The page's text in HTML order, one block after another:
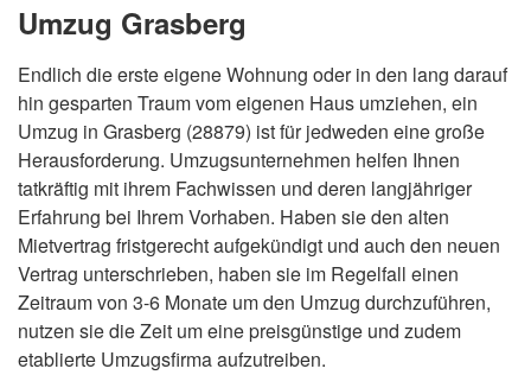
Umzug Grasberg
Endlich die erste eigene Wohnung oder in den lang darauf
hin gesparten Traum vom eigenen Haus umziehen, ein
Umzug in Grasberg (28879) ist für jedweden eine große
Herausforderung. Umzugsunternehmen helfen Ihnen
tatkräftig mit ihrem Fachwissen und deren langjähriger
Erfahrung bei Ihrem Vorhaben. Haben sie den alten
Mietvertrag fristgerecht aufgekündigt und auch den neuen
Vertrag unterschrieben, haben sie im Regelfall einen
Zeitraum von 3-6 Monate um den Umzug durchzuführen,
nutzen sie die Zeit um eine preisgünstige und zudem
etablierte Umzugsfirma aufzutreiben.